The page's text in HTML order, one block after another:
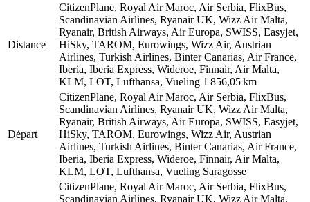
Distance
CitizenPlane, Royal Air Maroc, Air Serbia, FlixBus,
Scandinavian Airlines, Ryanair UK, Wizz Air Malta,
Ryanair, British Airways, Air Europa, SWISS, Easyjet,
HiSky, TAROM, Eurowings, Wizz Air, Austrian
Airlines, Turkish Airlines, Binter Canarias, Air France,
Iberia, Iberia Express, Wideroe, Finnair, Air Malta,
KLM, LOT, Lufthansa, Vueling 1 856,05 km
Départ
CitizenPlane, Royal Air Maroc, Air Serbia, FlixBus,
Scandinavian Airlines, Ryanair UK, Wizz Air Malta,
Ryanair, British Airways, Air Europa, SWISS, Easyjet,
HiSky, TAROM, Eurowings, Wizz Air, Austrian
Airlines, Turkish Airlines, Binter Canarias, Air France,
Iberia, Iberia Express, Wideroe, Finnair, Air Malta,
KLM, LOT, Lufthansa, Vueling Saragosse
CitizenPlane, Royal Air Maroc, Air Serbia, FlixBus,
Scandinavian Airlines, Ryanair UK, Wizz Air Malta,